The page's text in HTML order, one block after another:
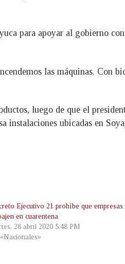
para apoyar al gobierno
las máquinas. Con
luego de que el
instalaciones ubicadas en
Ejecutivo 21 prohíbe que empresas
en cuarentena
28 abril 2020 5:48 PM